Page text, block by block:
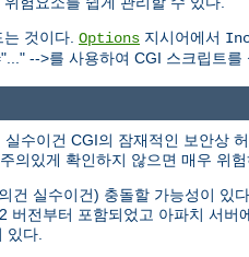
것이다. Options 지시어에서
-->를 사용하여 CGI 스크립트를
수이건 CGI의 잠재적인 보안상
의있게 확인하지 않으면 매우 위험
실수이건) 충돌할 가능성이 있
전부터 포함되었고 아파치 서버
있다.